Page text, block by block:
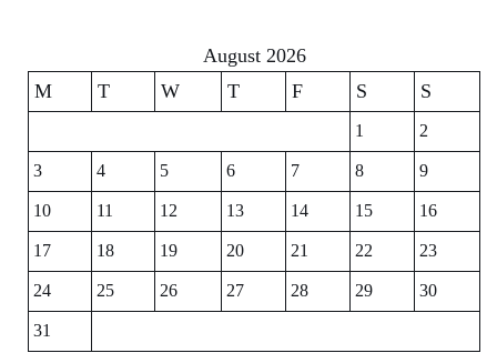
August 2026
M
T W T F S S
1
2
3
4 5 6 7 8
9
10
11 12 13 14 15
16
17
18 19 20 21 22
23
24
25 26 27 28 29
30
31